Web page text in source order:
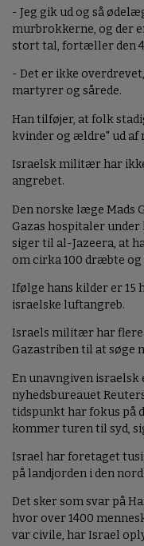
- Jeg gik ud og så
murbrokkerne, og der
stort tal, fortæller den
- Det er ikke
martyrer og sårede.
Han tilføjer, at folk
kvinder og ældre" ud af
Israelsk militær har
angrebet.
Den norske læge Mads
Gazas hospitaler
siger til al-Jazeera, at
om cirka 100 dræbte og
Ifølge hans kilder er 15
israelske luftangreb.
Israels militær har
Gazastriben til at søge
En unavngiven israelsk
nyhedsbureauet
tidspunkt har fokus på
kommer turen til syd,
Israel har foretaget
på landjorden i den
Det sker som svar på
hvor over 1400
var civile, har Israel